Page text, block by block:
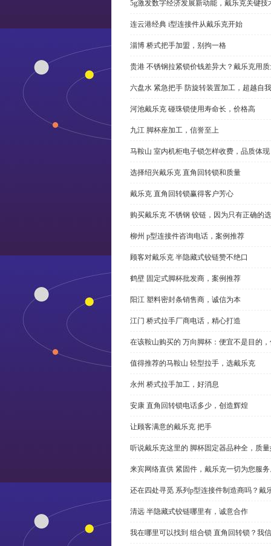
5g激发数字经济发展新动能，戴乐克关键技
连云港经典 i型连接件从戴乐克开始
淄博 桥式把手加盟，别拘一格
贵港 不锈钢拉紧锁价钱差异大？戴乐克用
六盘水 紧急把手 防旋转装置加工，超越自我
河池戴乐克 碰珠锁使用寿命长，价格高
九江 脚杯座加工，信誉至上
马鞍山 室内机柜电子锁怎样收费，品质体现
选择绍兴戴乐克 直角回转锁和质量
戴乐克 直角回转锁赢得客户芳心
购买戴乐克 不锈钢 铰链，因为只有正确的
柳州 p型连接件咨询电话，案例推荐
顾客对戴乐克 半隐藏式铰链赞不绝口
鹤壁 固定式脚杯批发商，案例推荐
阳江 塑料密封条销售商，诚信为本
江门 桥式拉手厂商电话，精心打造
在该鞍山购买的 万向脚杯：便宜不是目的
值得推荐的马鞍山 轻型拉手，选戴乐克
永州 桥式拉手加工，好消息
安康 直角回转锁电话多少，创造辉煌
让顾客满意的戴乐克 把手
听说戴乐克这里的 脚杯固定器品种全，质
来宾网络直供 紧固件，戴乐克一切为您服
还在四处寻觅 系列p型连接件制造商吗？戴
清远 半隐藏式铰链哪里有，诚意合作
我在哪里可以找到 组合锁 直角回转锁？我